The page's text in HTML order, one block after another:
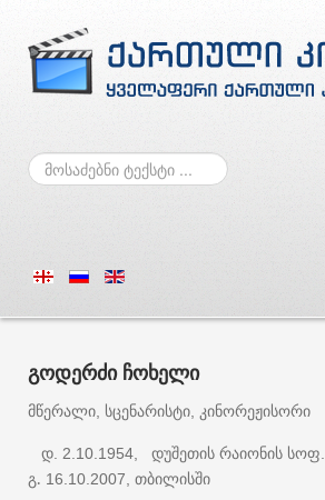
ძებნა
გოდერძი ჩოხელი
მწერალი სცენარისტი კინორეჟისორი
დ . 2.10.1954, დუშეთის რაიონის სოფ
გ. 16.10.2007, თბილისში